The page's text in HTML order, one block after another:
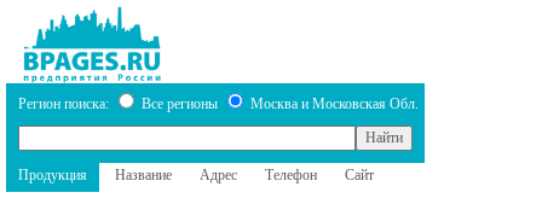
Регион поиска: Все регионы Москва и Московская Обл.
Продукция Название Адрес Телефон Сайт